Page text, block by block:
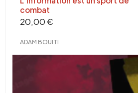
combat
20,00€
ADAM BOUITI